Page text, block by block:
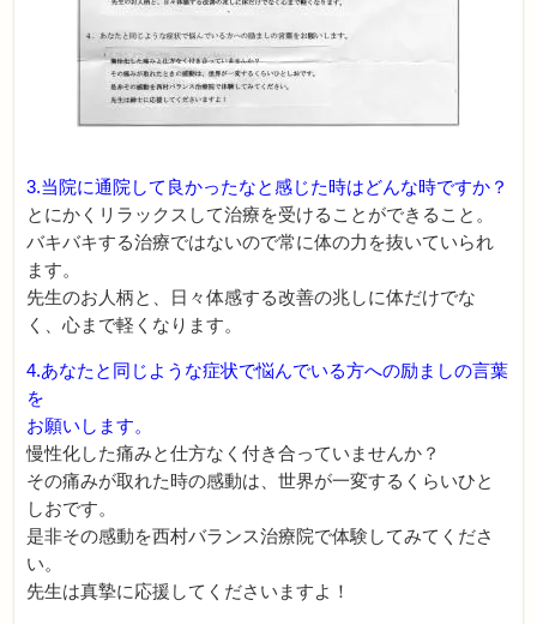
3.当院に通院して良かったなと感じた時はどんな時ですか？
とにかくリラックスして治療を受けることができること。
バキバキする治療ではないので常に体の力を抜いていられ
ます。
先生のお人柄と、日々体感する改善の兆しに体だけでな
く、心まで軽くなります。
4.あなたと同じような症状で悩んでいる方への励ましの言葉
を
お願いします。
慢性化した痛みと仕方なく付き合っていませんか？
その痛みが取れた時の感動は、世界が一変するくらいひと
しおです。
是非その感動を西村バランス治療院で体験してみてくださ
い。
先生は真摯に応援してくださいますよ！